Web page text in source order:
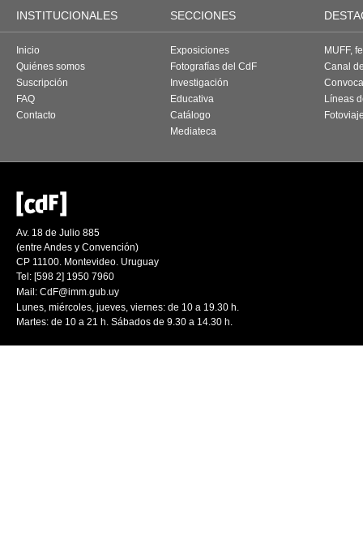
INSTITUCIONALES SECCIONES
Inicio
Quiénes somos
Suscripción
FAQ
Contacto
Exposiciones
Fotografías del CdF
Investigación
Educativa
Catálogo
Mediateca
MUFF,
Canal
Líneas
Av. 18 de Julio 885
(entre Andes y Convención)
CP 11100. Montevideo. Uruguay
Tel: [598 2] 1950 7960
Mail: CdF@imm.gub.uy
Lunes, miércoles, jueves, viernes: de 10 a 19.30 h.
Martes: de 10 a 21 h. Sábados de 9.30 a 14.30 h.